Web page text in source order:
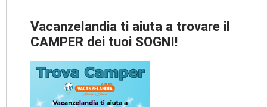
Vacanzelandia ti aiuta a trovare il
CAMPER dei tuoi SOGNI!